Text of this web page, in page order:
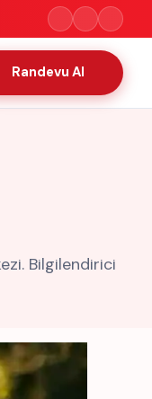
Randevu Al
Bilgilendirici